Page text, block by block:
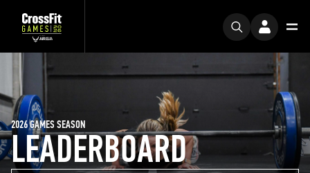
LEADERBOARD
2026 GAMES SEASON